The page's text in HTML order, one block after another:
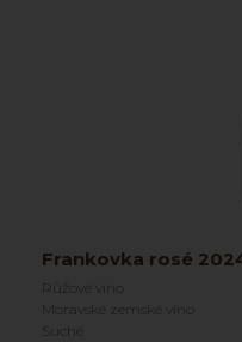
Frankovka rosé
Růžové víno
Moravské zemské víno
Suché